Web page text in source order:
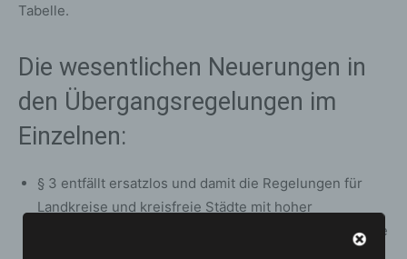
Tabelle.
Die wesentlichen Neuerungen in
den Übergangsregelungen im
Einzelnen:
§ 3 entfällt ersatzlos und damit die Regelungen für
Landkreise und kreisfreie Städte mit hoher
Hospitalisierung und hoher 7-Tage-Inzidenz. Die neue